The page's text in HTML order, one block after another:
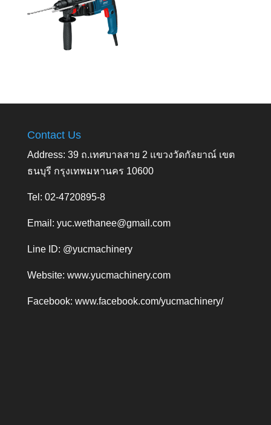
Contact Us
Address: 39 ถ.เทศบาลสาย 2 แขวงวัดกัลยาณ์ เขต
ธนบุรี กรุงเทพมหานคร 10600
Tel: 02-4720895-8
Email: yuc.wethanee@gmail.com
Line ID: @yucmachinery
Website: www.yucmachinery.com
Facebook: www.facebook.com/yucmachinery/